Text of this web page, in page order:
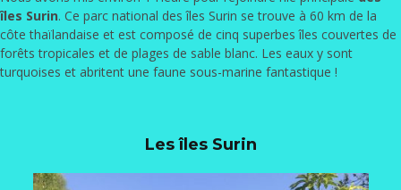
îles Surin. Ce parc national des îles Surin se trouve à 60 km de la
côte thaïlandaise et est composé de cinq superbes îles couvertes de
forêts tropicales et de plages de sable blanc. Les eaux y sont
turquoises et abritent une faune sous-marine fantastique !
Les îles Surin